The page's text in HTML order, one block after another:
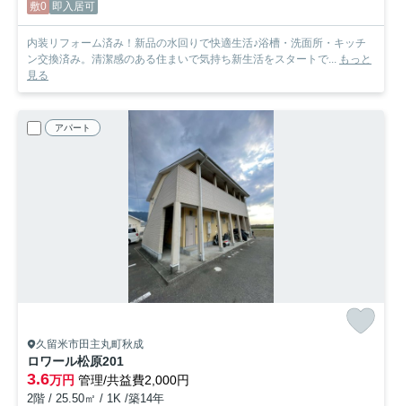
敷0 即入居可
内装リフォーム済み！新品の水回りで快適生活♪浴槽・洗面所・キッチ
ン交換済み。清潔感のある住まいで気持ち新生活をスタートで...
もっと
見る
アパート
久留米市田主丸町秋成
ロワール松原201
3.6万円 管理/共益費2,000円
2階 / 25.50㎡ / 1K /築14年